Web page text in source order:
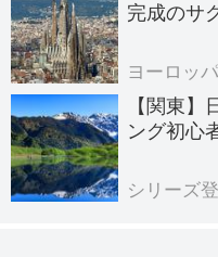
完成のサ
ヨーロッ
【関東】
ング初心
シリーズ